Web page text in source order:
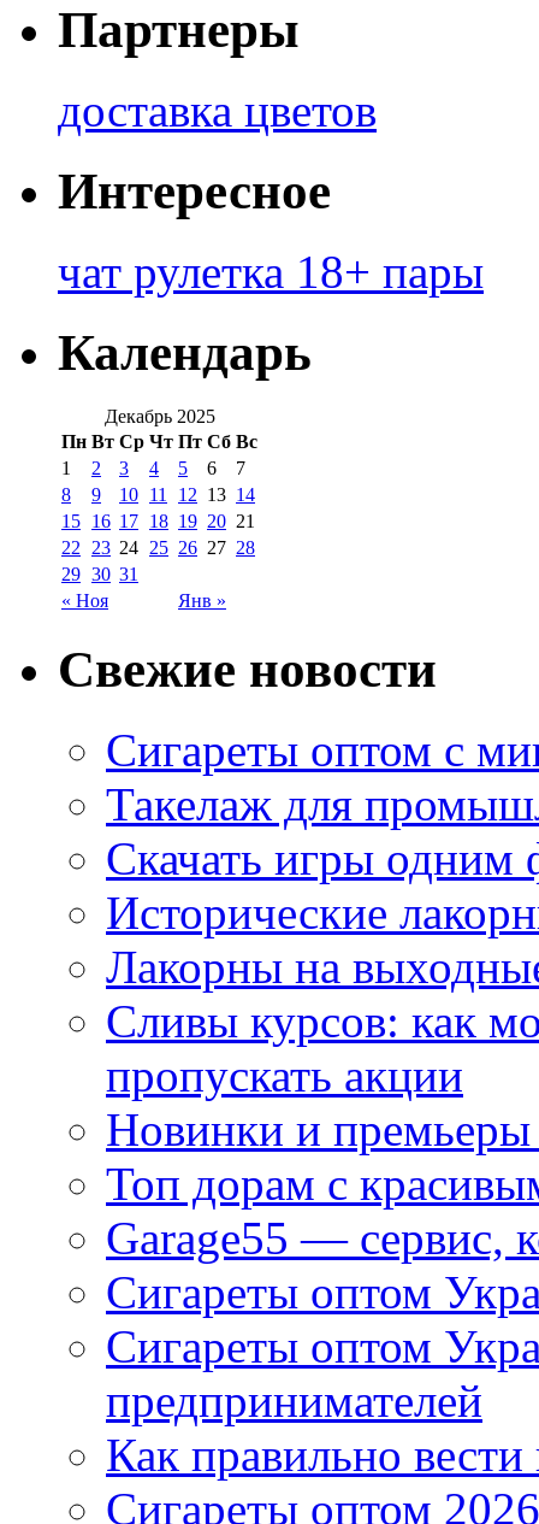
Партнеры
доставка цветов
Интересное
чат рулетка 18+ пары
Календарь
Декабрь 2025
Пн Вт Ср Чт Пт Сб Вс
« Ноя Янв »
1 2 3 4 5 6
7
8
9 10 11 12 13 14
15 16 17 18 19 20 21
22
23 24 25 26 27 28
29 30 31
Свежие новости
Сигареты оптом с
Такелаж для
Скачать игры одним
Исторические
Лакорны на
Сливы курсов: как
пропускать акции
Новинки и
Топ дорам с
Garage55 — сервис,
Сигареты оптом
Сигареты оптом
предпринимателей
Как правильно
Сигареты оптом